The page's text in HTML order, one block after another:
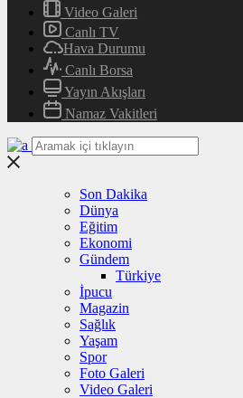
Video Galeri
Canlı TV
Hava Durumu
Canlı Borsa
Yayın Akışları
Namaz Vakitleri
Son Dakika
Dünya
Eğitim
Ekonomi
Gündem
Türkiye
İpucu
Magazin
Sağlık
Yaşam
Spor
Foto Galeri
Video Galeri